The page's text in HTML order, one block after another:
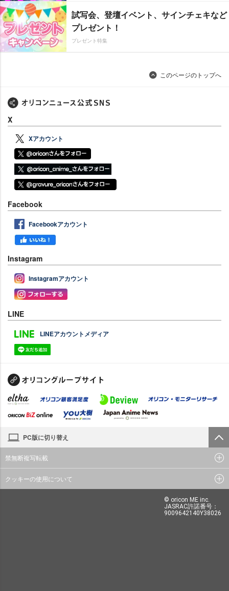
試写会、登壇イベント、サインチェキなど
プレゼント！
プレゼント特集
このページのトップへ
X
Xアカウント
Facebook
Facebookアカウント
Instagram
Instagramアカウント
LINE
LINEアカウントメディア
PC版に切り替え
禁無断複写転載
クッキーの使用について
© oricon ME inc.
JASRAC許諾番号：
9009642140Y38026